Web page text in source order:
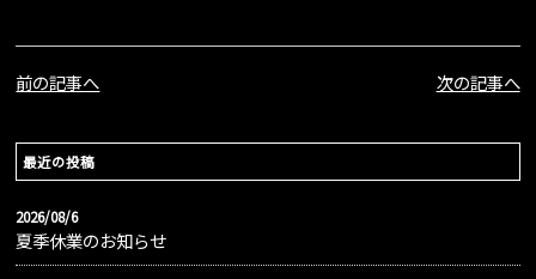
前の記事へ 次の記事へ
最近の投稿
2026/08/6
夏季休業のお知らせ